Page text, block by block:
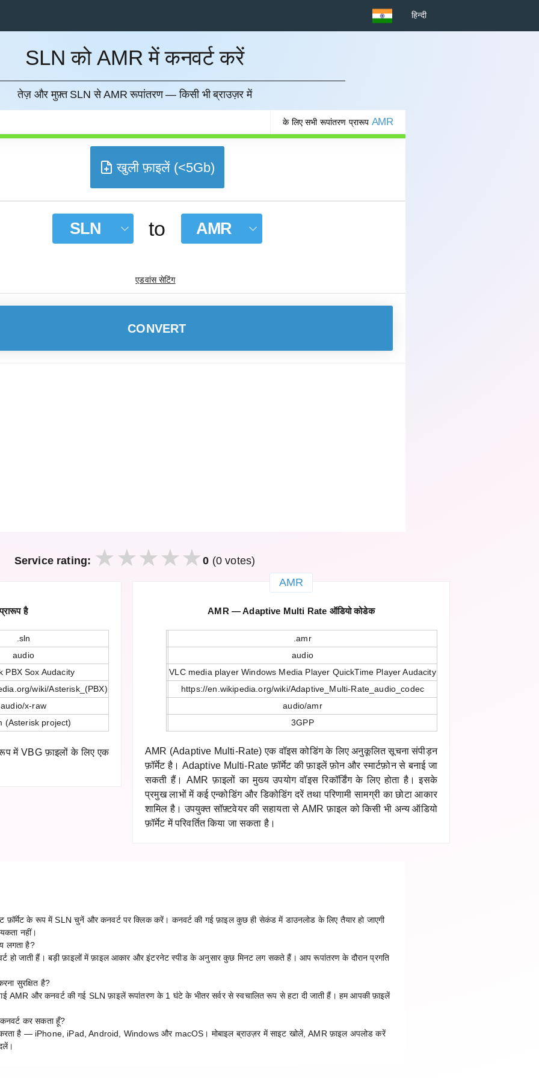
हिन्दी
SLN को AMR में कनवर्ट करें
तेज़ और मुफ़्त SLN से AMR रूपांतरण — किसी भी ब्राउज़र में
के लिए सभी रूपांतरण प्रारूप AMR
खुली फ़ाइलें (<5Gb)
SLN to AMR
एडवांस सेटिंग
CONVERT
Service rating: 0 (0 votes)
है
.sln
audio
PBX Sox Audacity
wiki/Asterisk_(PBX)
audio/x-raw
(Asterisk project)
में VBG फ़ाइलों के लिए एक
AMR
AMR — Adaptive Multi Rate ऑडियो कोडेक
.amr
audio
VLC media player Windows Media Player QuickTime Player Audacity
https://en.wikipedia.org/wiki/Adaptive_Multi-Rate_audio_codec
audio/amr
3GPP
AMR (Adaptive Multi-Rate) एक वॉइस कोडिंग के लिए अनुकूलित सूचना संपीड़न
फ़ॉर्मेट है। Adaptive Multi-Rate फ़ॉर्मेट की फ़ाइलें फ़ोन और स्मार्टफ़ोन से बनाई जा
सकती हैं। AMR फ़ाइलों का मुख्य उपयोग वॉइस रिकॉर्डिंग के लिए होता है। इसके
प्रमुख लाभों में कई एन्कोडिंग और डिकोडिंग दरें तथा परिणामी सामग्री का छोटा आकार
शामिल है। उपयुक्त सॉफ़्टवेयर की सहायता से AMR फ़ाइल को किसी भी अन्य ऑडियो
फ़ॉर्मेट में परिवर्तित किया जा सकता है।
के रूप में SLN चुनें और कनवर्ट पर क्लिक करें। कनवर्ट की गई फ़ाइल कुछ ही सेकंड में डाउनलोड के लिए तैयार हो जाएगी
नहीं।
लगता है?
हो जाती हैं। बड़ी फ़ाइलों में फ़ाइल आकार और इंटरनेट स्पीड के अनुसार कुछ मिनट लग सकते हैं। आप रूपांतरण के दौरान प्रगति
सुरक्षित है?
AMR और कनवर्ट की गई SLN फ़ाइलें रूपांतरण के 1 घंटे के भीतर सर्वर से स्वचालित रूप से हटा दी जाती हैं। हम आपकी फ़ाइलें
कर सकता हूँ?
करता है — iPhone, iPad, Android, Windows और macOS। मोबाइल ब्राउज़र में साइट खोलें, AMR फ़ाइल अपलोड करें